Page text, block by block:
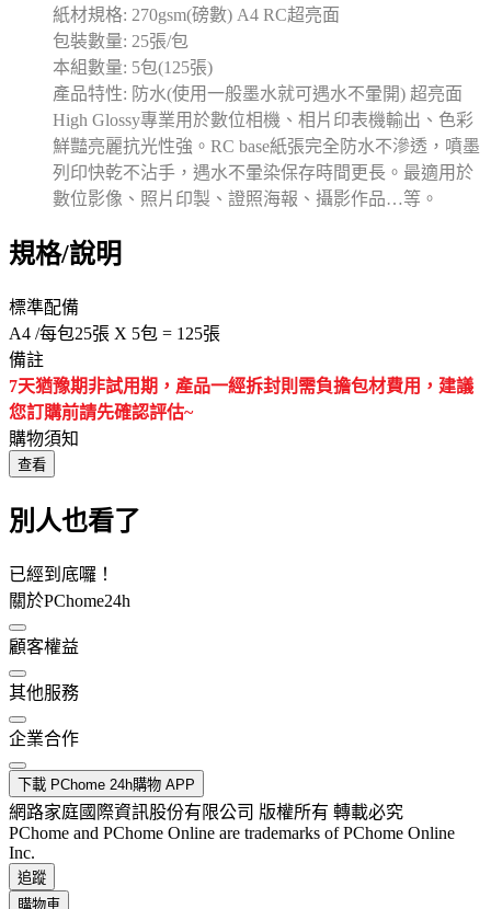
紙材規格: 270gsm(磅數) A4 RC超亮面
包裝數量: 25張/包
本組數量: 5包(125張)
產品特性: 防水(使用一般墨水就可遇水不暈開) 超亮面
High Glossy專業用於數位相機、相片印表機輸出、色彩
鮮豔亮麗抗光性強。RC base紙張完全防水不滲透，噴墨
列印快乾不沾手，遇水不暈染保存時間更長。最適用於
數位影像、照片印製、證照海報、攝影作品…等。
規格/說明
標準配備
A4 /每包25張 X 5包 = 125張
備註
7天猶豫期非試用期，產品一經拆封則需負擔包材費用，建議
您訂購前請先確認評估~
購物須知
查看
別人也看了
已經到底囉！
關於PChome24h
顧客權益
其他服務
企業合作
下載 PChome 24h購物 APP
網路家庭國際資訊股份有限公司 版權所有 轉載必究
PChome and PChome Online are trademarks of PChome Online
Inc.
追蹤
購物車